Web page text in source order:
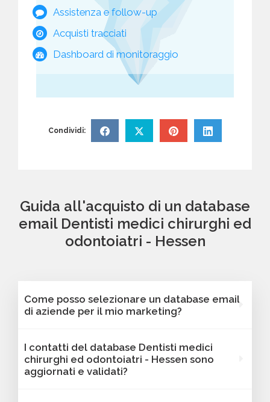
Assistenza e follow-up
Acquisti tracciati
Dashboard di monitoraggio
Condividi:
Guida all'acquisto di un database
email Dentisti medici chirurghi ed
odontoiatri - Hessen
Come posso selezionare un database email
di aziende per il mio marketing?
nostra piattaforma Bancomail. Troverai
contatti B2B verificati di aziende attive
Dentisti medici chirurghi ed odontoiatri -
I contatti del database Dentisti medici
chirurghi ed odontoiatri - Hessen sono
aggiornati e validati?